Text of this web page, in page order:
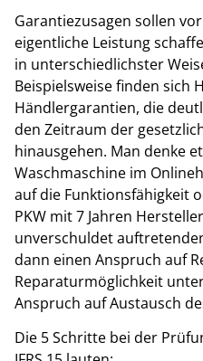
Garantiezusagen sollen
eigentliche Leistung
in unterschiedlichster
Beispielsweise finden sich
Händlergarantien, die
den Zeitraum der
hinausgehen. Man denke
Waschmaschine im
auf die Funktionsfähigkeit
PKW mit 7 Jahren
unverschuldet
dann einen Anspruch auf
Reparaturmöglichkeit
Anspruch auf Austausch
Die 5 Schritte bei der